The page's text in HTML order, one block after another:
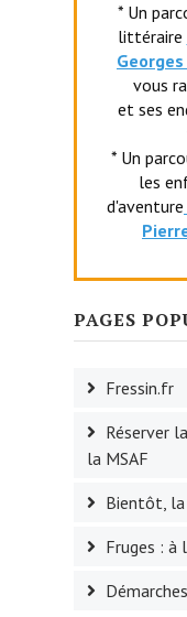
* Un
littéraire
Georges
vous
et ses
* Un
les
d'aventure
PAGES
Fressin.fr
Réserver
la MSAF
Bientôt,
Fruges : à